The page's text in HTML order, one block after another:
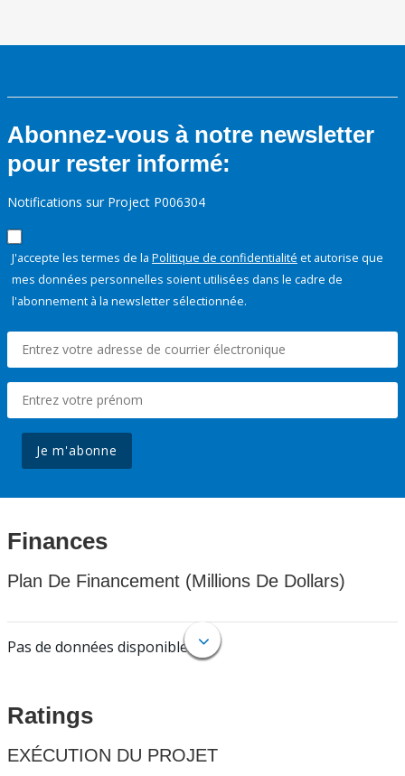
Abonnez-vous à notre newsletter
pour rester informé:
Notifications sur Project P006304
J'accepte les termes de la Politique de confidentialité et autorise que
mes données personnelles soient utilisées dans le cadre de
l'abonnement à la newsletter sélectionnée.
Je m'abonne
Finances
Plan De Financement (Millions De Dollars)
Pas de données disponibles.
Ratings
EXÉCUTION DU PROJET